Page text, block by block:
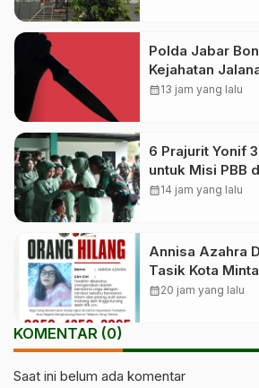
Polda Jabar
Kejahatan
calendar_month13 jam yang lalu
6 Prajurit Yonif
untuk Misi PBB
calendar_month14 jam yang lalu
Annisa Azahra
Tasik Kota
calendar_month20 jam yang lalu
KOMENTAR (0)
Saat ini belum ada komentar